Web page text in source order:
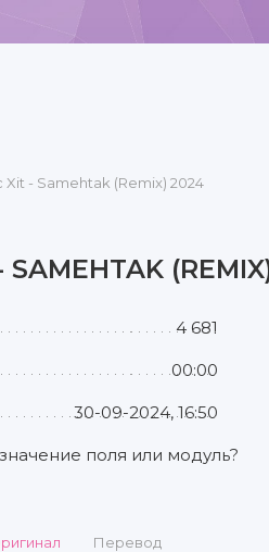
Xit - Samehtak (Remix) 2024
SAMEHTAK
4 681
00:00
30-09-2024, 16:50
поля или модуль?
Перевод